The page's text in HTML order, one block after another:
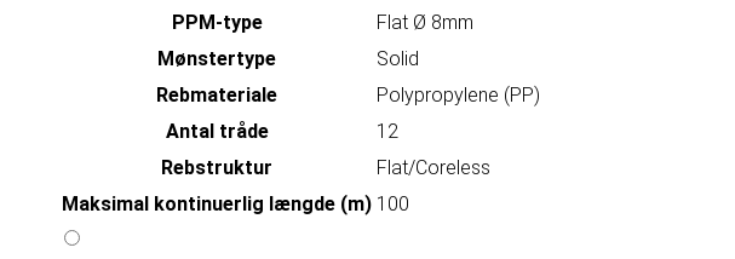
PPM-type
Flat Ø 8mm
Mønstertype
Solid
Rebmateriale
Polypropylene (PP)
Antal tråde
12
Rebstruktur
Flat/Coreless
Maksimal kontinuerlig længde (m) 100